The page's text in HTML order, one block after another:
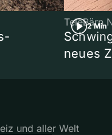
2 Min
TeleBärn
neues
und aller Welt